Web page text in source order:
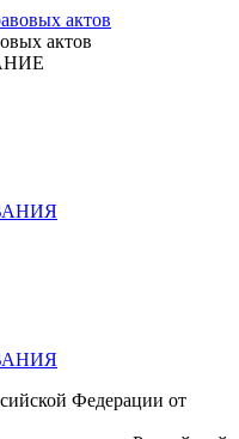
актов
Федерации от